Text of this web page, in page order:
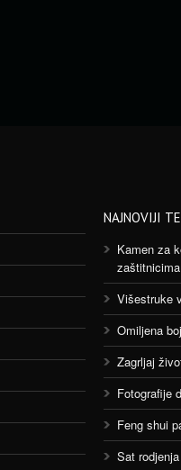
NAJNOVIJI
Kamen za
zaštitnicima
Višestruke
Omiljena
Zagrljaj
Fotografije
Feng shui
Sat rodjenja